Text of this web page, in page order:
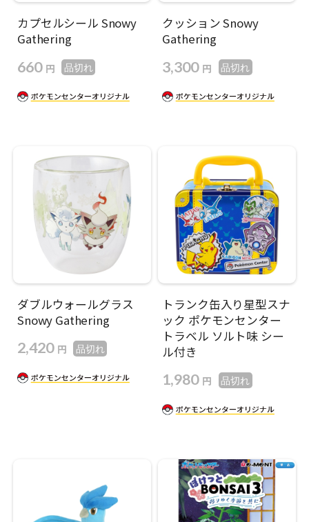
カプセルシール Snowy
Gathering
660 円 品切れ
クッション Snowy
Gathering
3,300 円 品切れ
ダブルウォールグラス
Snowy Gathering
2,420 円 品切れ
トランク缶入り星型スナ
ック ポケモンセンター
トラベル ソルト味 シー
ル付き
1,980 円 品切れ